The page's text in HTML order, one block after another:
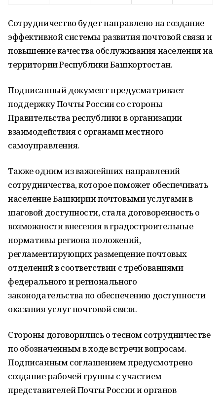
Сотрудничество будет направлено на создание
эффективной системы развития почтовой связи и
повышение качества обслуживания населения на
территории Республики Башкортостан.
Подписанный документ предусматривает
поддержку Почты России со стороны
Правительства республики в организации
взаимодействия с органами местного
самоуправления.
Также одним из важнейших направлений
сотрудничества, которое поможет обеспечивать
население Башкирии почтовыми услугами в
шаговой доступности, стала договоренность о
возможности внесения в градостроительные
нормативы региона положений,
регламентирующих размещение почтовых
отделений в соответствии с требованиями
федерального и регионального
законодательства по обеспечению доступности
оказания услуг почтовой связи.
Стороны договорились о тесном сотрудничестве
по обозначенным в ходе встречи вопросам.
Подписанным соглашением предусмотрено
создание рабочей группы с участием
представителей Почты России и органов